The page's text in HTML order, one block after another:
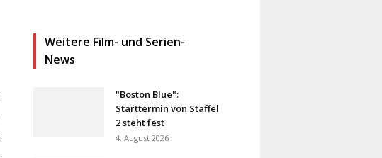
Weitere Film- und Serien-
News
"Boston Blue":
Starttermin von Staffel
2 steht fest
4. August 2026